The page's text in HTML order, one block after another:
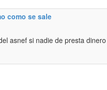
como se sale
asnef si nadie de presta